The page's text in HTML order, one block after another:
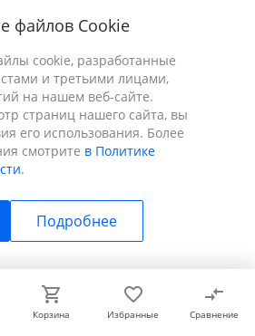
файлов Cookie
cookie, разработанные
и третьими лицами,
на нашем веб-сайте.
страниц нашего сайта, вы
его использования. Более
смотрите в Политике
.
Подробнее
Корзина Избранные Сравнение
Корзина Избранные Сравнение
11 Заказать звонок
Телевизорный 9 "А" ООО "ПРИЗМ"
Все права защищены